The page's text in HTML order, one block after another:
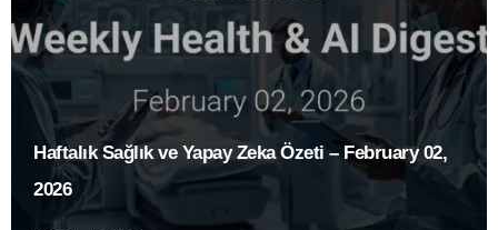
Haftalık Sağlık ve Yapay Zeka Özeti – February 02,
2026